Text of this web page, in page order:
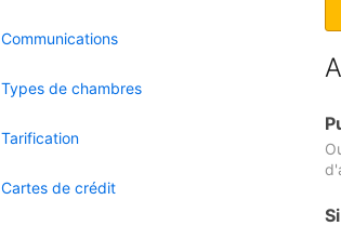
Communications
Types de chambres
Tarification
Cartes de crédit